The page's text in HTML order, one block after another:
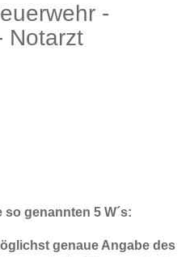
-
Notarzt
genannten 5 W´s:
genaue Angabe des